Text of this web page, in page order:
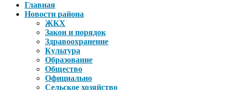
Главная
Новости района
ЖКХ
Закон и порядок
Здравоохранение
Культура
Образование
Общество
Официально
Сельское хозяйство